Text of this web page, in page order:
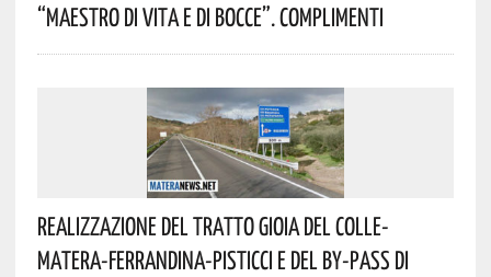
“Maestro Di Vita E Di Bocce”. Complimenti
Realizzazione Del Tratto Gioia Del Colle-
Matera-Ferrandina-Pisticci E Del By-Pass Di